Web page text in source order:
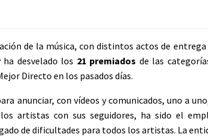
de la música, con distintos actos de
desvelado los 21 premiados de las
Directo en los pasados días.
anunciar, con vídeos y comunicados, uno a
artistas con sus seguidores, ha sido el
de dificultades para todos los artistas. La